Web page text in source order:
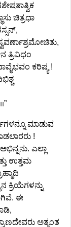
ಚಿತ್ರಧಾ
ತ್ರಿವಿಧಂ
ಕರಿಷ್ಯ !
ಮಾಡುವ
!
ಎಲ್ಲಾ
ಉತ್ತಮ
ಕ್ರಿಯೆಗಳನ್ನು
ಈ
ಅತ್ಯಂತ